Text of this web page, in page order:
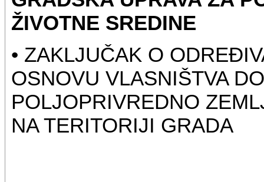
ŽIVOTNE SREDINE
• ZAKLJUČAK O
OSNOVU VLASNIŠTVA
POLJOPRIVREDNO
NA TERITORIJI GRADA